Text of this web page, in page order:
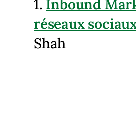
1. Inbound
réseaux
Shah